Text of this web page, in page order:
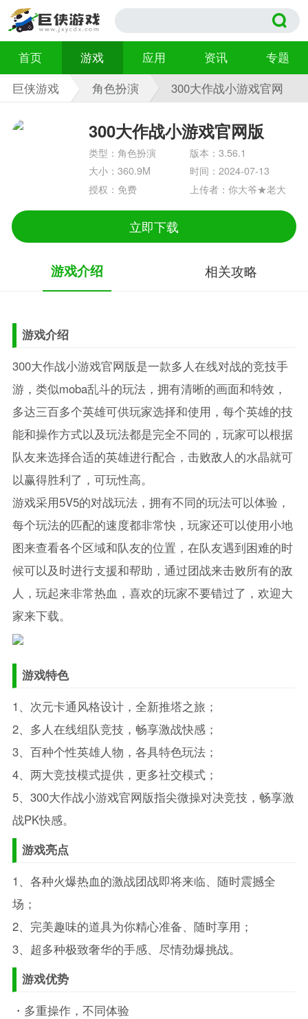
首页 游戏 应用 资讯
专题
巨侠游戏
角色扮演
300大作战小游戏官网
300大作战小游戏官网版
类型：角色扮演
版本：3.56.1
大小：360.9M
时间：2024-07-13
授权：免费
上传者：你大爷★老大
立即下载
游戏介绍 相关攻略
游戏介绍
300大作战小游戏官网版是一款多人在线对战的竞技手
游，类似moba乱斗的玩法，拥有清晰的画面和特效，
多达三百多个英雄可供玩家选择和使用，每个英雄的技
能和操作方式以及玩法都是完全不同的，玩家可以根据
队友来选择合适的英雄进行配合，击败敌人的水晶就可
以赢得胜利了，可玩性高。
游戏采用5V5的对战玩法，拥有不同的玩法可以体验，
每个玩法的匹配的速度都非常快，玩家还可以使用小地
图来查看各个区域和队友的位置，在队友遇到困难的时
候可以及时进行支援和帮助，通过团战来击败所有的敌
人，玩起来非常热血，喜欢的玩家不要错过了，欢迎大
家来下载。
游戏特色
1、次元卡通风格设计，全新推塔之旅；
2、多人在线组队竞技，畅享激战快感；
3、百种个性英雄人物，各具特色玩法；
4、两大竞技模式提供，更多社交模式；
5、300大作战小游戏官网版指尖微操对决竞技，畅享激
战PK快感。
游戏亮点
1、各种火爆热血的激战团战即将来临、随时震撼全
场；
2、完美趣味的道具为你精心准备、随时享用；
3、超多种极致奢华的手感、尽情劲爆挑战。
游戏优势
・多重操作，不同体验